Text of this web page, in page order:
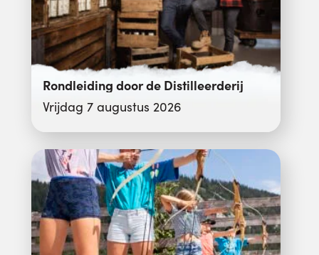
Rondleiding door de Distilleerderij
Vrijdag 7 augustus 2026